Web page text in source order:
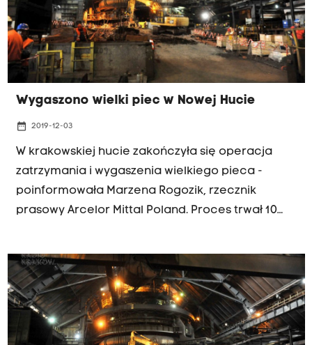
magistracie. Chodzi o wygaszenie wielkiego
pieca, który nie pracuje od początku grudnia.
Wygaszono wielki piec w Nowej Hucie
date_range 2019-12-03
W krakowskiej hucie zakończyła się operacja
zatrzymania i wygaszenia wielkiego pieca -
poinformowała Marzena Rogozik, rzecznik
prasowy Arcelor Mittal Poland. Proces trwał 10